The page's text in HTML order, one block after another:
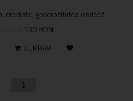
credința, generozitatea vindecă
130 RON
CUMPARA
1